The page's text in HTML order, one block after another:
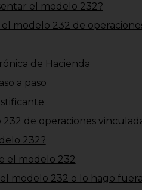
el modelo 232?
modelo 232 de
de Hacienda
a paso
de operaciones
232?
el modelo 232
modelo 232 o lo hago